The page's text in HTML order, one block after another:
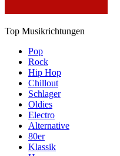
Top Musikrichtungen
Pop
Rock
Hip Hop
Chillout
Schlager
Oldies
Electro
Alternative
80er
Klassik